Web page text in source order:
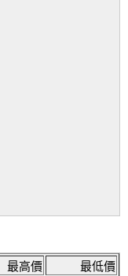
最高價
最低價